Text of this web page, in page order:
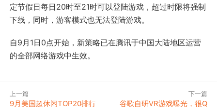
定节假日每日20时至21时可以登陆游戏，超过时限将强制
下线，同时，游客模式也无法登陆游戏。
自9月1日0点开始，新策略已在腾讯于中国大陆地区运营
的全部网络游戏中生效。
上一篇
9月美国超休闲TOP20排行
下一篇
谷歌自研VR游戏曝光，很Q